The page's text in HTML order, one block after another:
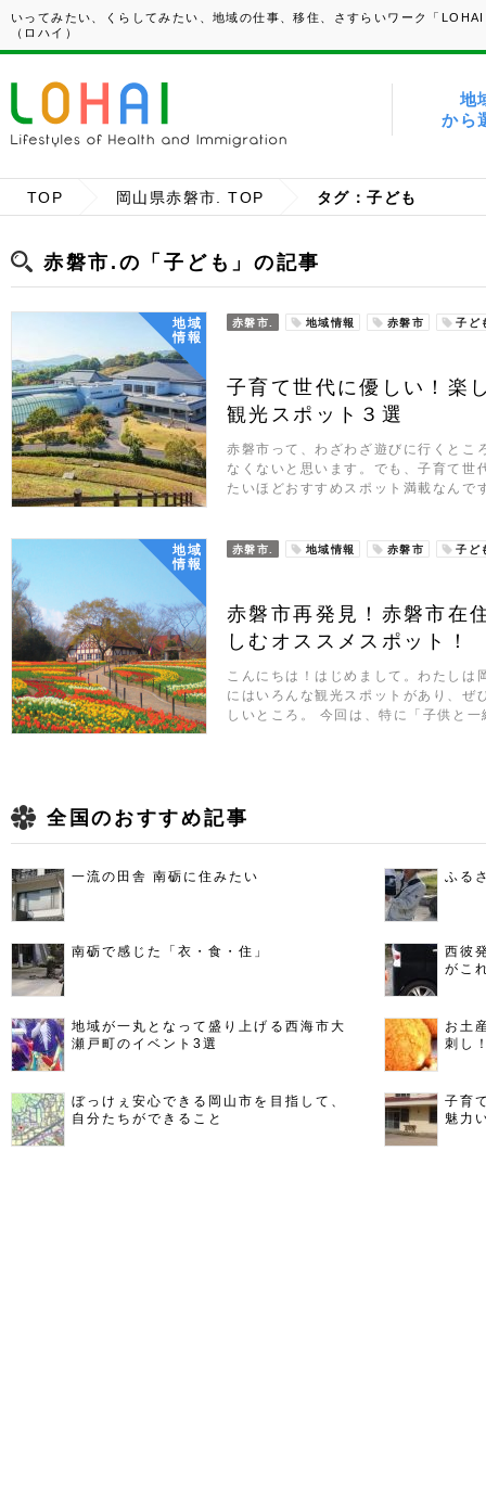
いってみたい、くらしてみたい、地域の仕事、移住、さすらいワーク「
（ロハイ）
地
から
TOP 岡山県赤磐市. TOP タグ：子ども
赤磐市.の「子ども」の記事
地域
情報
赤磐市. 地域情報 赤磐市 子ど
子育て世代に優しい！楽
観光スポット３選
赤磐市って、わざわざ遊びに行くとこ
なくないと思います。でも、子育て世
たいほどおすすめスポット満載なん
地域
情報
赤磐市. 地域情報 赤磐市 子ど
赤磐市再発見！赤磐市在
しむオススメスポット！
こんにちは！はじめまして。わたしは
にはいろんな観光スポットがあり、ぜ
しいところ。 今回は、特に「子供と
全国のおすすめ記事
一流の田舎 南砺に住みたい ふる
南砺で感じた「衣・食・住」
西彼
がこ
地域が一丸となって盛り上げる西海市大
瀬戸町のイベント3選
お土
刺し
ぼっけぇ安心できる岡山市を目指して、
自分たちができること
子育
魅力